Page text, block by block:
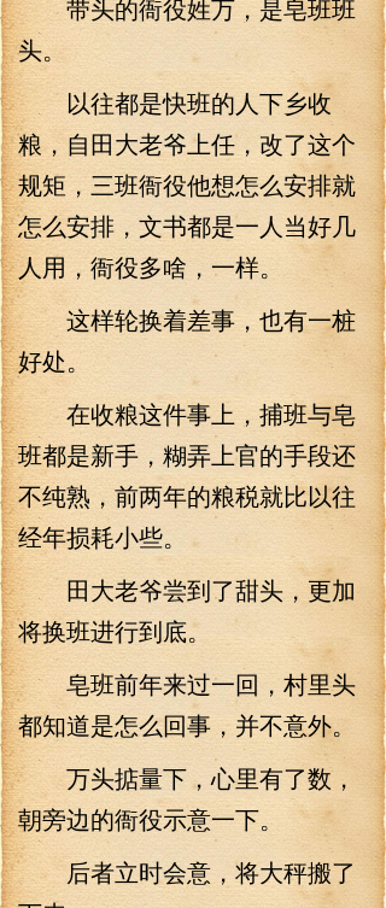
带头的衙役姓万，是皂班班
头。
以往都是快班的人下乡收
粮，自田大老爷上任，改了这个
规矩，三班衙役他想怎么安排就
怎么安排，文书都是一人当好几
人用，衙役多啥，一样。
这样轮换着差事，也有一桩
好处。
在收粮这件事上，捕班与皂
班都是新手，糊弄上官的手段还
不纯熟，前两年的粮税就比以往
经年损耗小些。
田大老爷尝到了甜头，更加
将换班进行到底。
皂班前年来过一回，村里头
都知道是怎么回事，并不意外。
万头掂量下，心里有了数，
朝旁边的衙役示意一下。
后者立时会意，将大秤搬了